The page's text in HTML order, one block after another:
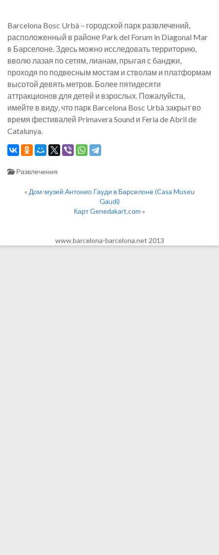
Barcelona Bosc Urbà – городской парк развлечений,
расположенный в районе Park del Forum in Diagonal Mar
в Барселоне. Здесь можно исследовать территорию,
вволю лазая по сетям, лианам, прыгая с банджи,
проходя по подвесным мостам и стволам и платформам
высотой девять метров. Более пятидесяти
аттракционов для детей и взрослых. Пожалуйста,
имейте в виду, что парк Barcelona Bosc Urbà закрыт во
время фестивалей Primavera Sound и Feria de Abril de
Catalunya.
Развлечения
« Дом-музей Антонио Гауди в Барселоне (Casa Museu
Gaudi)
Карт Genedakart.com »
www.barcelona-barcelona.net 2013